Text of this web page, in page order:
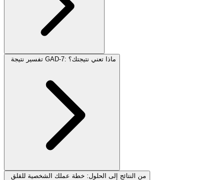
تفسير نتيجة GAD-7: ماذا تعني نتيجتك؟
من النتائج إلى الحلول: خطة عملك الشخصية للقلق